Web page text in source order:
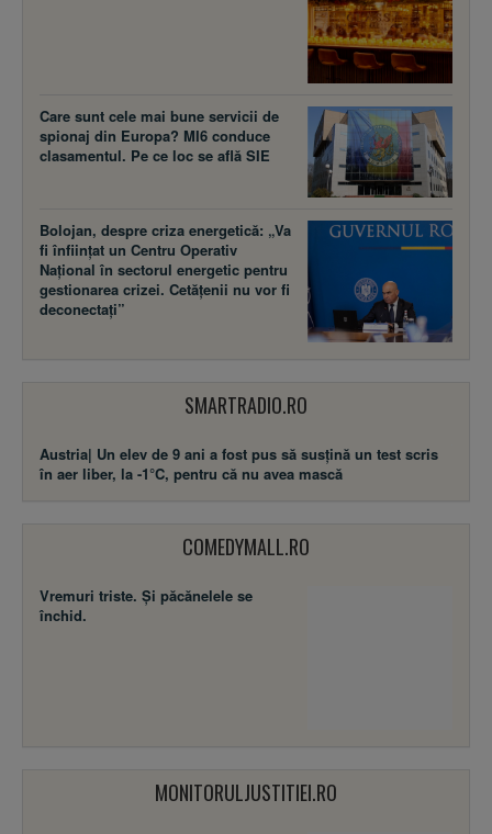
Care sunt cele mai bune servicii de
spionaj din Europa? MI6 conduce
clasamentul. Pe ce loc se află SIE
Bolojan, despre criza energetică: „Va
fi înființat un Centru Operativ
Național în sectorul energetic pentru
gestionarea crizei. Cetățenii nu vor fi
deconectați”
SMARTRADIO.RO
Austria| Un elev de 9 ani a fost pus să susţină un test scris
în aer liber, la -1°C, pentru că nu avea mască
COMEDYMALL.RO
Vremuri triste. Şi păcănelele se
închid.
MONITORULJUSTITIEI.RO